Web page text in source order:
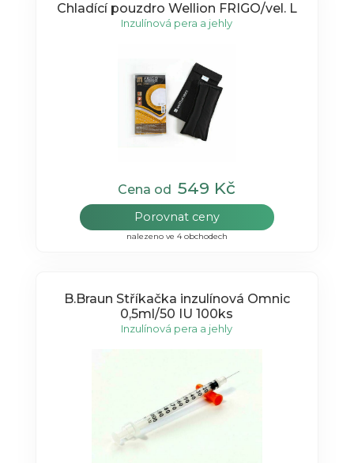
Chladící pouzdro Wellion FRIGO/vel. L
Inzulínová pera a jehly
Cena od549 Kč
Porovnat ceny
nalezeno ve 4 obchodech
B.Braun Stříkačka inzulínová Omnic
0,5ml/50 IU 100ks
Inzulínová pera a jehly